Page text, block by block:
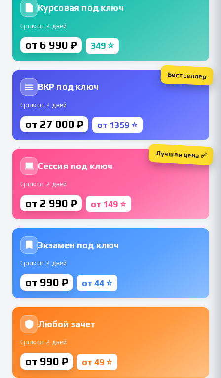
Курсовая под ключ
Срок: от 2 дней
от 6 990 ₽ 349 ⭐
ВКР под ключ
Срок: от 2 дней
от 27 000 ₽ от 1359 ⭐
Бестселлер
Сессия под ключ
Срок: от 2 дней
от 2 990 ₽ от 149 ⭐
Лучшая цена ✅
Экзамен под ключ
Срок: от 2 дней
от 990 ₽ от 44 ⭐
Любой зачет
Срок: от 2 дней
от 990 ₽ от 49 ⭐